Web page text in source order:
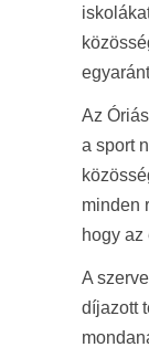
Az
a sport
minden
hogy
A
díjazott